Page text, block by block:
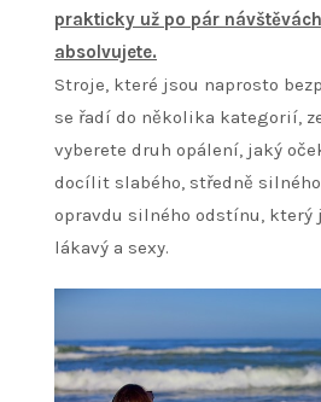
prakticky už po pár
absolvujete.
Stroje, které jsou naprosto
se řadí do několika kategorií,
vyberete druh opálení, jaký
docílit slabého, středně
opravdu silného odstínu, který
lákavý a sexy.